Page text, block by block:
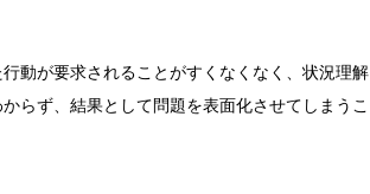
動が要求されることがすくなくなく、状況理解
らず、結果として問題を表面化させてしまうこ